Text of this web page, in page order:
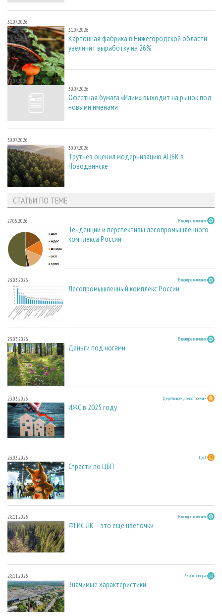
31.07.2026
31.07.2026
Картонная фабрика в Нижегородской области
увеличит выработку на 26%
30.07.2026
30.07.2026
Офсетная бумага «Илим» выходит на рынок под
новыми именами
30.07.2026
30.07.2026
Трутнев оценил модернизацию АЦБК в
Новодвинске
СТАТЬИ ПО ТЕМЕ
27.05.2026 В центре внимания
Тенденции и перспективы лесопромышленного
комплекса России
23.03.2026 В центре внимания
Лесопромышленный комплекс России
23.03.2026 В центре внимания
Деньги под ногами
23.03.2026 Деревянное домостроение
ИЖС в 2025 году
23.03.2026 ЦБП
Страсти по ЦБП
28.11.2025 В центре внимания
ФГИС ЛК – это еще цветочки
28.11.2025 Регион номера
Значимые характеристики